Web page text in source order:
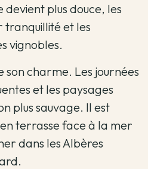
devient plus douce, les
tranquillité et les
vignobles.
son charme. Les journées
et les paysages
plus sauvage. Il est
terrasse face à la mer
dans les Albères